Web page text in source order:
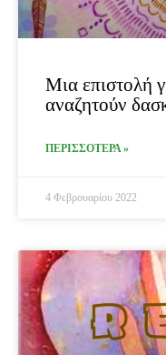
Μια επιστολή
αναζητούν
ΠΕΡΙΣΣΟΤΕΡΑ »
4 Φεβρουαρίου 2022